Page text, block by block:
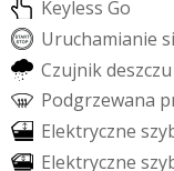
Keyless Go
Uruchamianie si
Czujnikdeszczu
Podgrzewana p
Elektryczne szy
Elektryczne szy